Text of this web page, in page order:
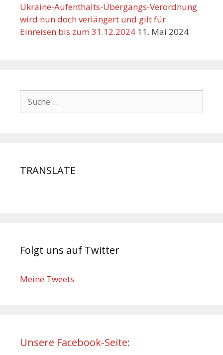
Ukraine-Aufenthalts-Übergangs-Verordnung
wird nun doch verlängert und gilt für
Einreisen bis zum 31.12.2024 11. Mai 2024
TRANSLATE
Folgt uns auf Twitter
Meine Tweets
Unsere Facebook-Seite: